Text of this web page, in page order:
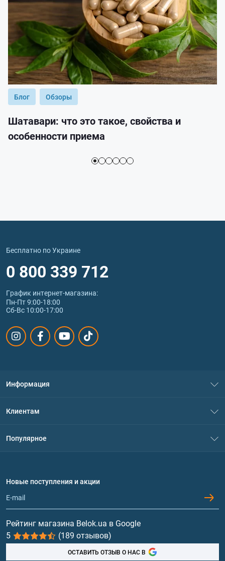
Блог Обзоры
Шатавари: что это такое, свойства и
особенности приема
Бесплатно по Украине
0 800 339 712
График интернет‑магазина:
Пн-Пт 9:00-18:00
Сб-Вс 10:00-17:00
Информация
Политика конфиденциальности
Обмен и возврат
Клиентам
Популярное
Протеин
Гейнеры
Витамины и минералы
Рыбий жир, жирные кислоты
Новые поступления и акции
Рейтинг магазина Belok.ua в Google
5
(189 отзывов)
ОСТАВИТЬ ОТЗЫВ О НАС В